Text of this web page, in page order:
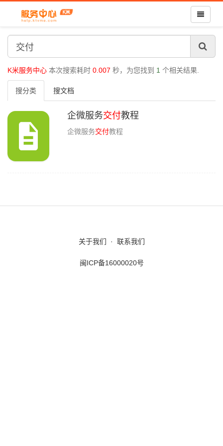
K米服务中心 本次搜索耗时 0.007 秒，为您找到 1 个相关结果.
搜分类 搜文档
企微服务交付教程
企微服务交付教程
关于我们 · 联系我们
闽ICP备16000020号